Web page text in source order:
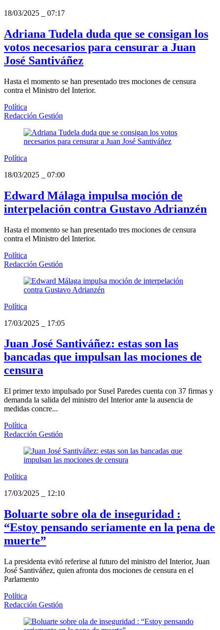
18/03/2025
07:17
Adriana Tudela duda que se consigan los
votos necesarios para censurar a Juan
José Santiváñez
Hasta el momento se han presentado tres mociones de censura
contra el Ministro del Interior.
Política
Redacción Gestión
Política
18/03/2025
07:00
Edward Málaga impulsa moción de
interpelación contra Gustavo Adrianzén
Hasta el momento se han presentado tres mociones de censura
contra el Ministro del Interior.
Política
Redacción Gestión
Política
17/03/2025
17:05
Juan José Santiváñez: estas son las
bancadas que impulsan las mociones de
censura
El primer texto impulsado por Susel Paredes cuenta con 37 firmas y
demanda la salida del ministro del Interior ante la ausencia de
medidas concre...
Política
Redacción Gestión
Política
17/03/2025
12:10
Boluarte sobre ola de inseguridad :
“Estoy pensando seriamente en la pena de
muerte”
La presidenta evitó referirse al futuro del ministro del Interior, Juan
José Santiváñez, quien afronta dos mociones de censura en el
Parlamento
Política
Redacción Gestión